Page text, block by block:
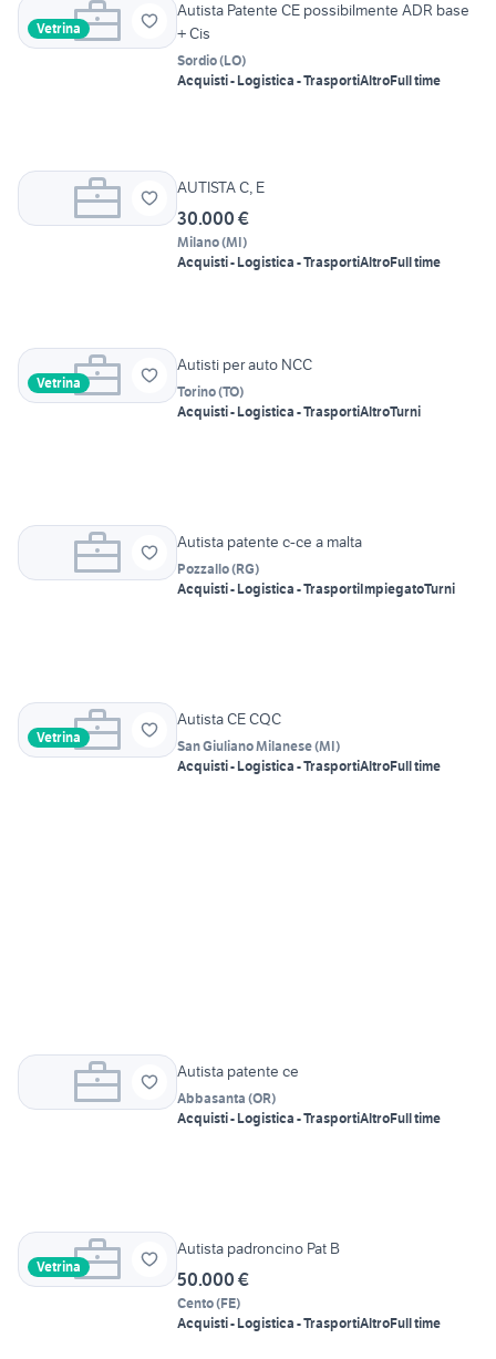
Vetrina
Autista Patente CE possibilmente ADR base
+ Cis
Sordio(LO)
Acquisti - Logistica - TrasportiAltroFull time
AUTISTA C, E
30.000 €
Milano(MI)
Acquisti - Logistica - TrasportiAltroFull time
Vetrina
Autisti per auto NCC
Torino(TO)
Acquisti - Logistica - TrasportiAltroTurni
Autista patente c-ce a malta
Pozzallo(RG)
Acquisti - Logistica - TrasportiImpiegatoTurni
Vetrina
Autista CE CQC
San Giuliano Milanese(MI)
Acquisti - Logistica - TrasportiAltroFull time
Autista patente ce
Abbasanta (OR)
Acquisti - Logistica - TrasportiAltroFull time
Vetrina
Autista padroncino Pat B
50.000 €
Cento(FE)
Acquisti - Logistica - TrasportiAltroFull time